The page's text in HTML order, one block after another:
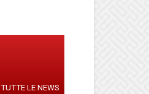
TUTTE LE NEWS